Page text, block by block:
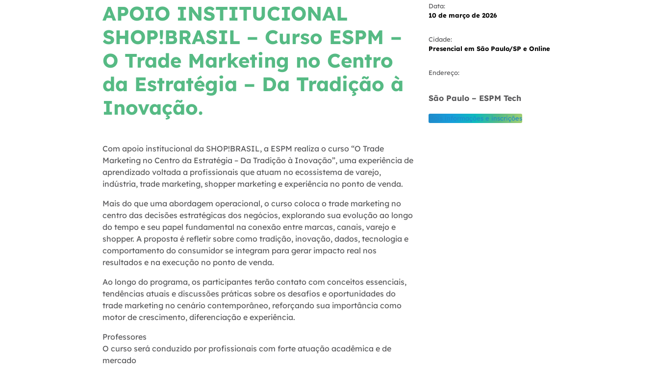
APOIO INSTITUCIONAL
SHOP!BRASIL – Curso ESPM –
O Trade Marketing no Centro
da Estratégia – Da Tradição à
Inovação.
Com apoio institucional da SHOP!BRASIL, a ESPM realiza o curso “O Trade
Marketing no Centro da Estratégia – Da Tradição à Inovação”, uma experiência de
aprendizado voltada a profissionais que atuam no ecossistema de varejo,
indústria, trade marketing, shopper marketing e experiência no ponto de venda.
Mais do que uma abordagem operacional, o curso coloca o trade marketing no
centro das decisões estratégicas dos negócios, explorando sua evolução ao longo
do tempo e seu papel fundamental na conexão entre marcas, canais, varejo e
shopper. A proposta é refletir sobre como tradição, inovação, dados, tecnologia e
comportamento do consumidor se integram para gerar impacto real nos
resultados e na execução no ponto de venda.
Ao longo do programa, os participantes terão contato com conceitos essenciais,
tendências atuais e discussões práticas sobre os desafios e oportunidades do
trade marketing no cenário contemporâneo, reforçando sua importância como
motor de crescimento, diferenciação e experiência.
Professores
O curso será conduzido por profissionais com forte atuação acadêmica e de
mercado
Data:
10 de março de 2026
Cidade:
Presencial em São Paulo/SP e Online
Endereço:
São Paulo – ESPM Tech
Mais informações e inscrições